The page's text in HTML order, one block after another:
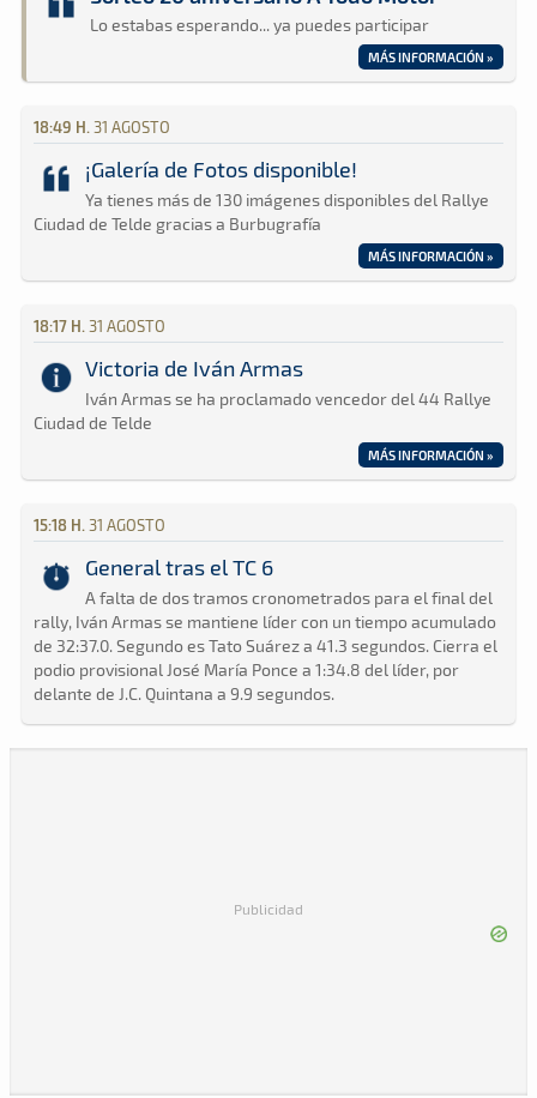
Lo estabas esperando... ya puedes participar
MÁS INFORMACIÓN »
18:49 H. 31 AGOSTO
¡Galería de Fotos disponible!
Ya tienes más de 130 imágenes disponibles del Rallye
Ciudad de Telde gracias a Burbugrafía
MÁS INFORMACIÓN »
18:17 H. 31 AGOSTO
Victoria de Iván Armas
Iván Armas se ha proclamado vencedor del 44 Rallye
Ciudad de Telde
MÁS INFORMACIÓN »
15:18 H. 31 AGOSTO
General tras el TC 6
A falta de dos tramos cronometrados para el final del
rally, Iván Armas se mantiene líder con un tiempo acumulado
de 32:37.0. Segundo es Tato Suárez a 41.3 segundos. Cierra el
podio provisional José María Ponce a 1:34.8 del líder, por
delante de J.C. Quintana a 9.9 segundos.
Publicidad